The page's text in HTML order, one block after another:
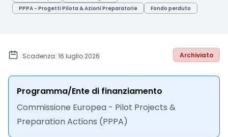
PPPA - Progetti Pilota & Azioni Preparatorie
Fondo perduto
Scadenza: 16 luglio 2026 Archiviato
Programma/Ente di finanziamento
Commissione Europea - Pilot Projects &
Preparation Actions (PPPA)